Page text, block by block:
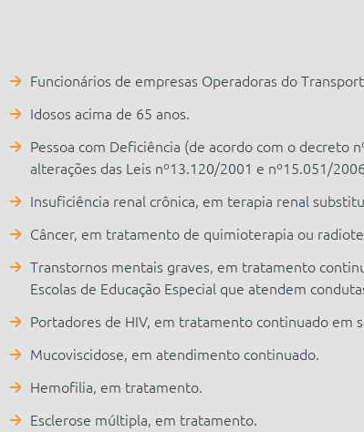
Funcionários de empresas Operadoras do
Idosos acima de 65 anos.
Pessoa com Deficiência (de acordo com o decreto
alterações das Leis nº13.120/2001 e nº15.051/
Insuficiência renal crônica, em terapia renal
Câncer, em tratamento de quimioterapia ou
Transtornos mentais graves, em tratamento
Escolas de Educação Especial que atendem
Portadores de HIV, em tratamento continuado em
Mucoviscidose, em atendimento continuado.
Hemofilia, em tratamento.
Esclerose múltipla, em tratamento.